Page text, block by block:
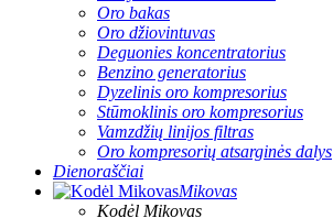
Oro bakas
Oro džiovintuvas
Deguonies koncentratorius
Benzino generatorius
Dyzelinis oro kompresorius
Stūmoklinis oro kompresorius
Vamzdžių linijos filtras
Oro kompresorių atsarginės dalys
Dienoraščiai
Mikovas
Kodėl Mikovas